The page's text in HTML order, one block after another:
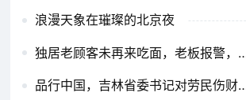
浪漫天象在璀璨的北京夜
独居老顾客未再来吃面，老板报警，守护老街的温情
品行中国，吉林省委书记对劳民伤财的坚决态度